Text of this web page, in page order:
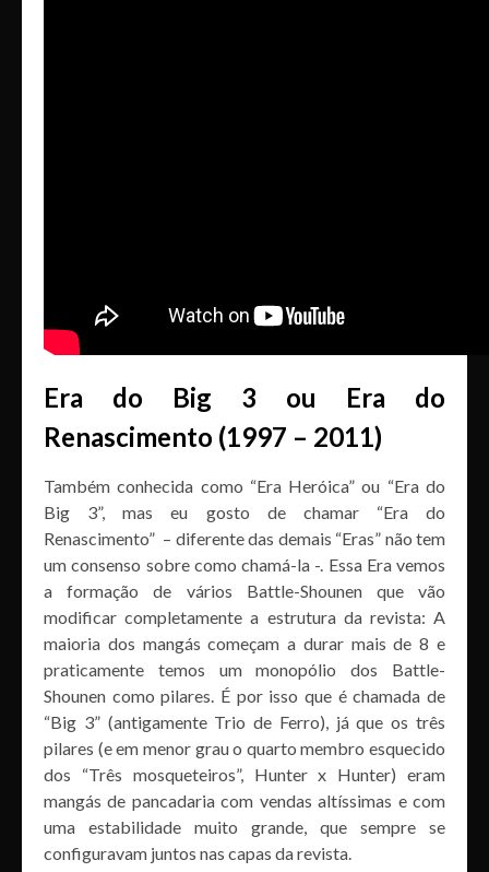
Era do Big 3 ou Era do
Renascimento (1997 – 2011)
Também conhecida como “Era Heróica” ou “Era do
Big 3”, mas eu gosto de chamar “Era do
Renascimento” – diferente das demais “Eras” não tem
um consenso sobre como chamá-la -. Essa Era vemos
a formação de vários Battle-Shounen que vão
modificar completamente a estrutura da revista: A
maioria dos mangás começam a durar mais de 8 e
praticamente temos um monopólio dos Battle-
Shounen como pilares. É por isso que é chamada de
“Big 3” (antigamente Trio de Ferro), já que os três
pilares (e em menor grau o quarto membro esquecido
dos “Três mosqueteiros”, Hunter x Hunter) eram
mangás de pancadaria com vendas altíssimas e com
uma estabilidade muito grande, que sempre se
configuravam juntos nas capas da revista.